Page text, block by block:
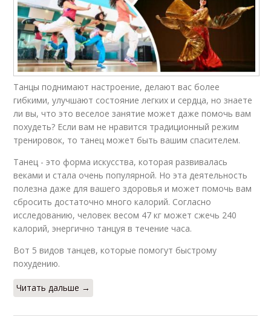
Танцы поднимают настроение, делают вас более
гибкими, улучшают состояние легких и сердца, но знаете
ли вы, что это веселое занятие может даже помочь вам
похудеть? Если вам не нравится традиционный режим
тренировок, то танец может быть вашим спасителем.
Танец - это форма искусства, которая развивалась
веками и стала очень популярной. Но эта деятельность
полезна даже для вашего здоровья и может помочь вам
сбросить достаточно много калорий. Согласно
исследованию, человек весом 47 кг может сжечь 240
калорий, энергично танцуя в течение часа.
Вот 5 видов танцев, которые помогут быстрому
похудению.
Читать дальше →